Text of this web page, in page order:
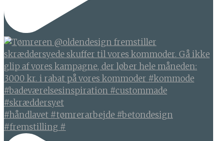
#håndlavet #tømrerarbejde #betondesign
#fremstilling #